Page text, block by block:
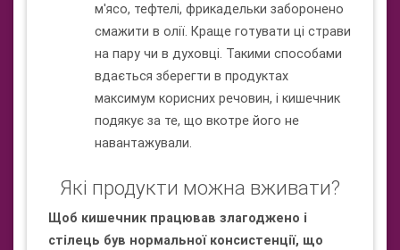
м'ясо, тефтелі, фрикадельки заборонено
смажити в олії. Краще готувати ці страви
на пару чи в духовці. Такими способами
вдається зберегти в продуктах
максимум корисних речовин, і кишечник
подякує за те, що вкотре його не
навантажували.
Які продукти можна вживати?
Щоб кишечник працював злагоджено і
стілець був нормальної консистенції, що